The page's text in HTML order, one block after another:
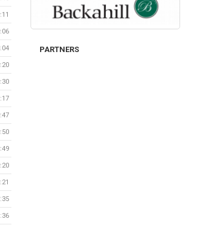
PARTNERS